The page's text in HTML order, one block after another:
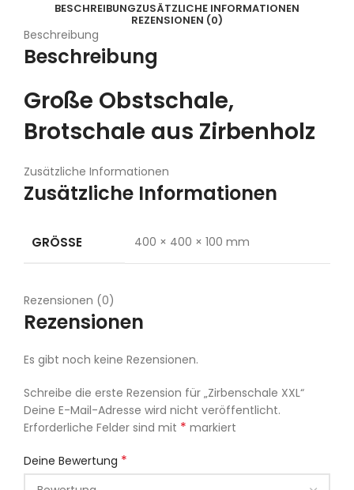
BESCHREIBUNGZUSÄTZLICHE INFORMATIONEN
REZENSIONEN (0)
Beschreibung
Beschreibung
Große Obstschale,
Brotschale aus Zirbenholz
Zusätzliche Informationen
Zusätzliche Informationen
GRÖSSE 400 × 400 × 100 mm
Rezensionen (0)
Rezensionen
Es gibt noch keine Rezensionen.
Schreibe die erste Rezension für „Zirbenschale XXL“
Deine E-Mail-Adresse wird nicht veröffentlicht.
Erforderliche Felder sind mit * markiert
Deine Bewertung *